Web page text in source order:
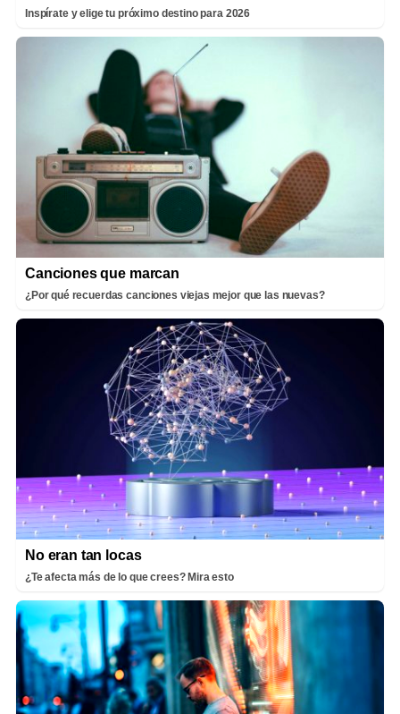
Inspírate y elige tu próximo destino para 2026
Canciones que marcan
¿Por qué recuerdas canciones viejas mejor que las nuevas?
No eran tan locas
¿Te afecta más de lo que crees? Mira esto